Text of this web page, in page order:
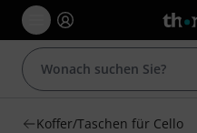
Koffer/Taschen für Cello